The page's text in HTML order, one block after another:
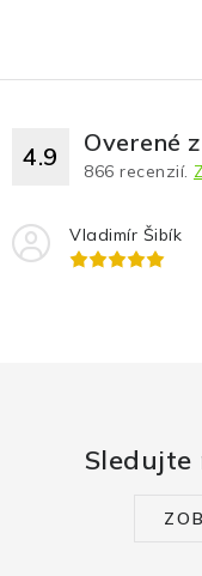
4.9 Overené
866 recenzií.
Vladimír Šibík